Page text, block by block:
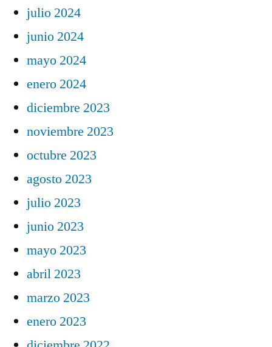
julio 2024
junio 2024
mayo 2024
enero 2024
diciembre 2023
noviembre 2023
octubre 2023
agosto 2023
julio 2023
junio 2023
mayo 2023
abril 2023
marzo 2023
enero 2023